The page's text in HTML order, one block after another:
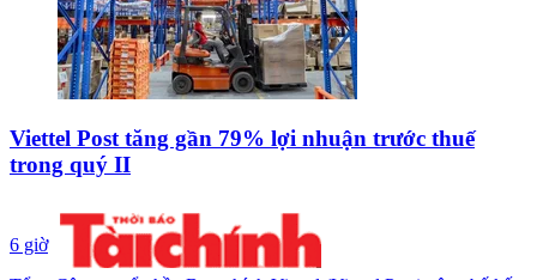
Viettel Post tăng gần 79% lợi nhuận trước thuế
trong quý II
6 giờ